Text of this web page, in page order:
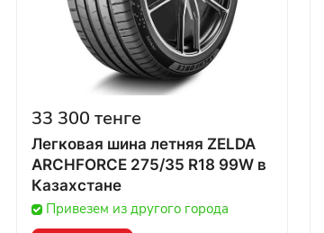
33 300 тенге
Легковая шина летняя ZELDA
ARCHFORCE 275/35 R18 99W в
Казахстане
Привезем из другого города